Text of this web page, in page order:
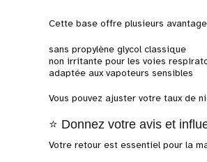
Cette base offre plusieurs
sans propylène glycol classique
non irritante pour les voies
adaptée aux vapoteurs sensibles
Vous pouvez ajuster votre taux de
⭐ Donnez votre avis et
Votre retour est essentiel pour la